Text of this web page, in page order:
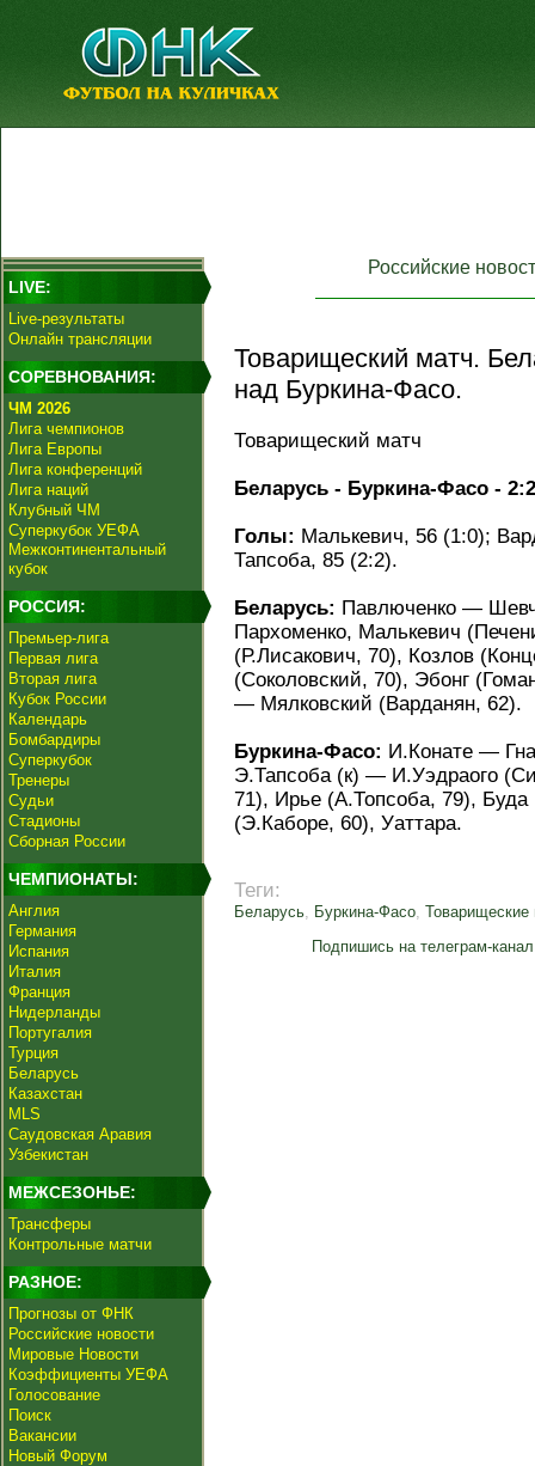
LIVE:
Live-результаты
Онлайн трансляции
СОРЕВНОВАНИЯ:
ЧМ 2026
Лига чемпионов
Лига Европы
Лига конференций
Лига наций
Клубный ЧМ
Суперкубок УЕФА
Межконтинентальный
кубок
РОССИЯ:
Премьер-лига
Первая лига
Вторая лига
Кубок России
Календарь
Бомбардиры
Суперкубок
Тренеры
Судьи
Стадионы
Сборная России
ЧЕМПИОНАТЫ:
Англия
Германия
Испания
Италия
Франция
Нидерланды
Португалия
Турция
Беларусь
Казахстан
MLS
Саудовская Аравия
Узбекистан
МЕЖСЕЗОНЬЕ:
Трансферы
Контрольные матчи
РАЗНОЕ:
Прогнозы от ФНК
Российские новости
Мировые Новости
Коэффициенты УЕФА
Голосование
Поиск
Вакансии
Новый Форум
Российские
Товарищеский матч.
над Буркина-Фасо.
Товарищеский матч
Беларусь - Буркина-Фасо -
Голы: Малькевич, 56 (1:0);
Тапсоба, 85 (2:2).
Беларусь: Павлюченко —
Пархоменко, Малькевич
(Р.Лисакович, 70), Козлов
(Соколовский, 70), Эбонг
— Мялковский (Варданян, 62).
Буркина-Фасо: И.Конате —
Э.Тапсоба (к) — И.Уэдраого
71), Ирье (А.Топсоба, 79),
(Э.Каборе, 60), Уаттара.
Теги:
Беларусь, Буркина-Фасо, Товарищеские
Подпишись на телеграм-